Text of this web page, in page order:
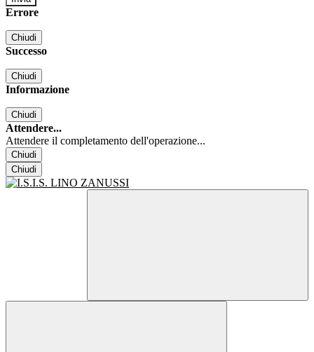
Errore
Chiudi
Successo
Chiudi
Informazione
Chiudi
Attendere...
Attendere il completamento dell'operazione...
Chiudi
Chiudi